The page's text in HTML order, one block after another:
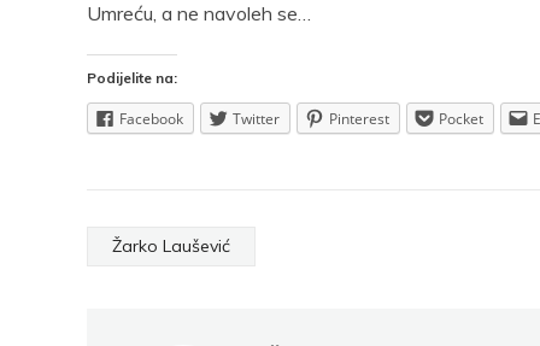
Umreću, a ne navoleh se…
Podijelite na:
Facebook Twitter Pinterest Pocket
Žarko Laušević
Nema na Balkanu lakoće, čak ni one
Podijelite na:
Mi smo